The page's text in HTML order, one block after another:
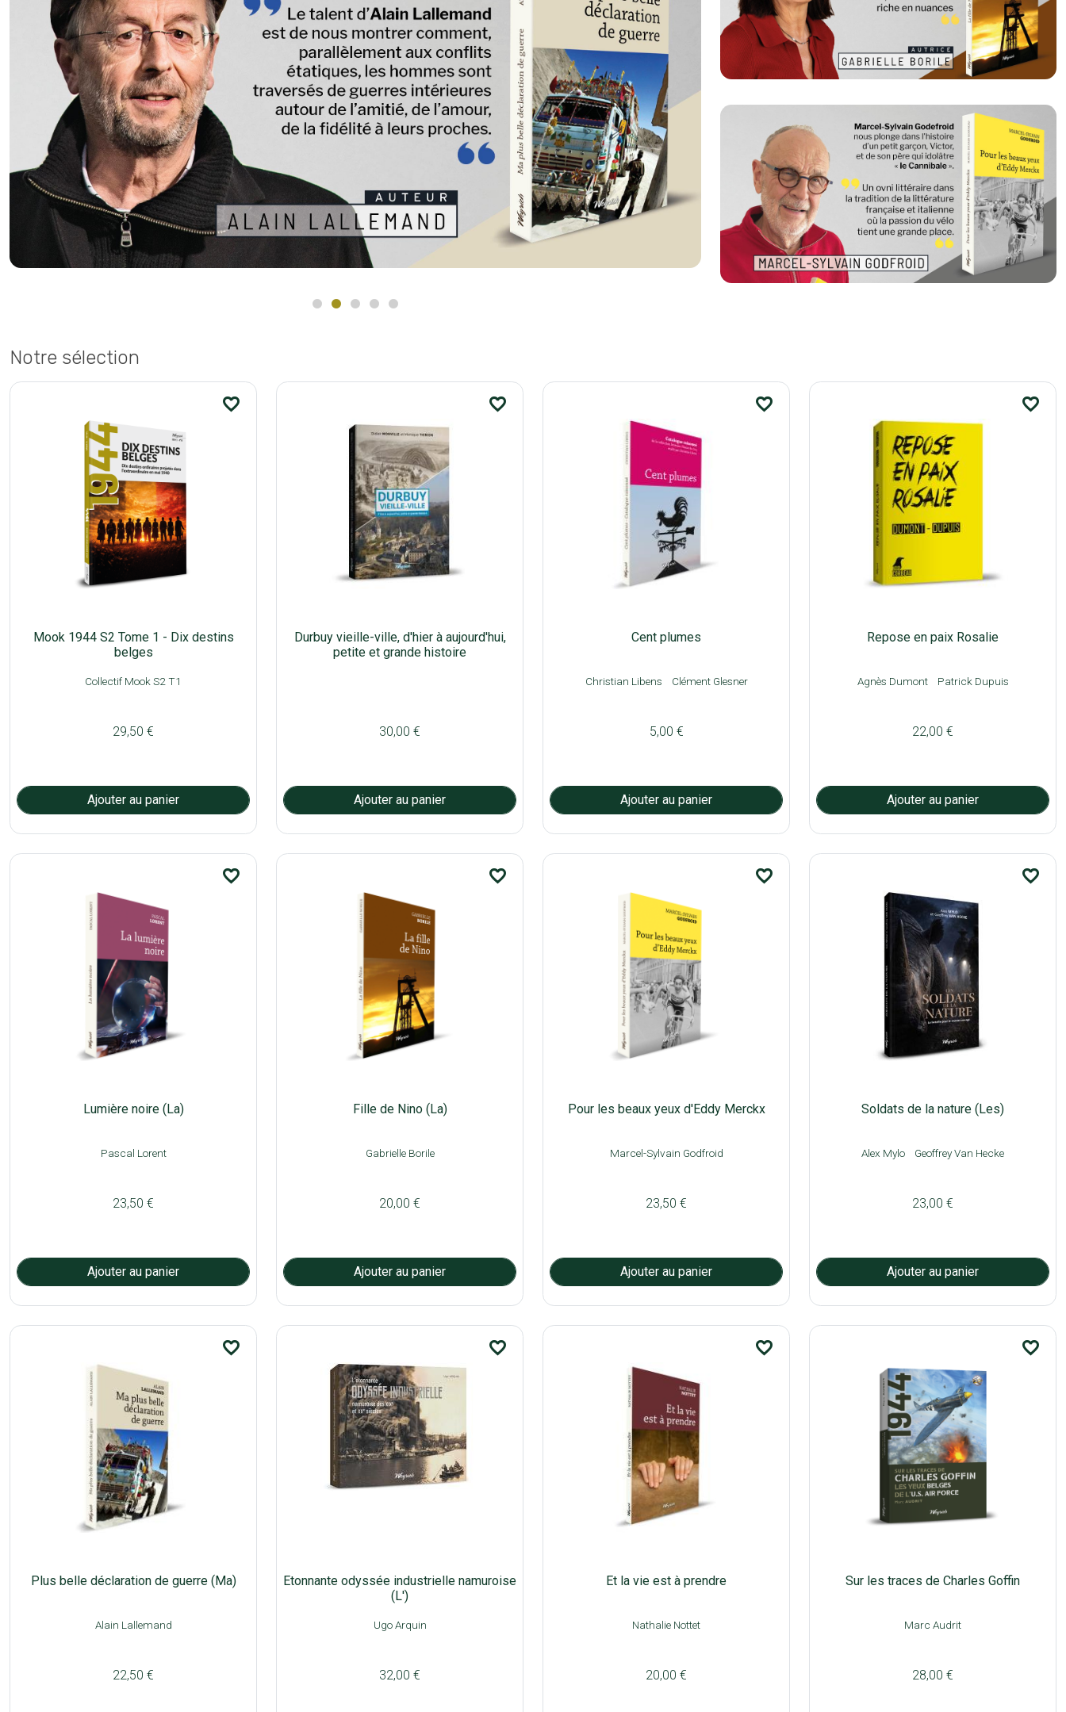
Notre sélection
favorite_border
Mook 1944 S2 Tome 1 - Dix destins
belges
Collectif Mook S2 T1
29,50 €
favorite_border
Durbuy vieille-ville, d'hier à aujourd'hui,
petite et grande histoire
30,00 €
favorite_border
Cent plumes
Christian Libens Clément Glesner
5,00 €
favorite_border
Repose en paix Rosalie
Agnès Dumont Patrick Dupuis
22,00 €
favorite_border
Lumière noire (La)
Pascal Lorent
23,50 €
favorite_border
Fille de Nino (La)
Gabrielle Borile
20,00 €
favorite_border
Pour les beaux yeux d'Eddy Merckx
Marcel-Sylvain Godfroid
23,50 €
favorite_border
Soldats de la nature (Les)
Alex Mylo Geoffrey Van Hecke
23,00 €
favorite_border
Plus belle déclaration de guerre (Ma)
Alain Lallemand
22,50 €
favorite_border
Etonnante odyssée industrielle namuroise
(L')
Ugo Arquin
32,00 €
favorite_border
Et la vie est à prendre
Nathalie Nottet
20,00 €
favorite_border
Sur les traces de Charles Goffin
Marc Audrit
28,00 €